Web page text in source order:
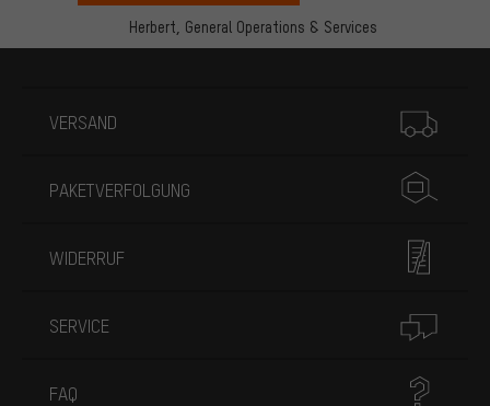
Herbert, General Operations & Services
VERSAND
PAKETVERFOLGUNG
WIDERRUF
SERVICE
FAQ